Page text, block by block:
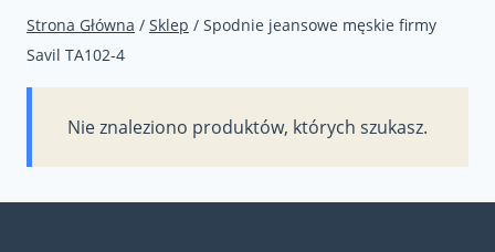
Strona Główna / Sklep / Spodnie jeansowe męskie firmy
Savil TA102-4
Nie znaleziono produktów, których szukasz.